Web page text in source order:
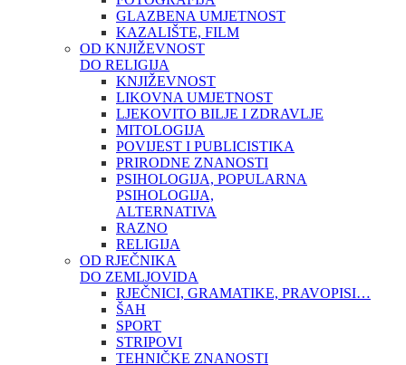
GLAZBENA UMJETNOST
KAZALIŠTE, FILM
OD KNJIŽEVNOST
DO RELIGIJA
KNJIŽEVNOST
LIKOVNA UMJETNOST
LJEKOVITO BILJE I ZDRAVLJE
MITOLOGIJA
POVIJEST I PUBLICISTIKA
PRIRODNE ZNANOSTI
PSIHOLOGIJA, POPULARNA
PSIHOLOGIJA,
ALTERNATIVA
RAZNO
RELIGIJA
OD RJEČNIKA
DO ZEMLJOVIDA
RJEČNICI, GRAMATIKE, PRAVOPISI…
ŠAH
SPORT
STRIPOVI
TEHNIČKE ZNANOSTI